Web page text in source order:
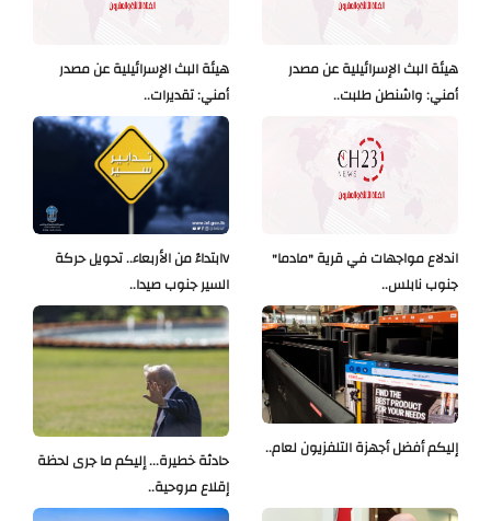
هيئة البث الإسرائيلية عن مصدر
أمني: تقديرات..
هيئة البث الإسرائيلية عن مصدر
أمني: واشنطن طلبت..
Vابتداءً من الأربعاء.. تحويل حركة
السير جنوب صيدا..
اندلاع مواجهات في قرية "مادما"
جنوب نابلس..
حادثة خطيرة... إليكم ما جرى لحظة
إقلاع مروحية..
إليكم أفضل أجهزة التلفزيون لعام..